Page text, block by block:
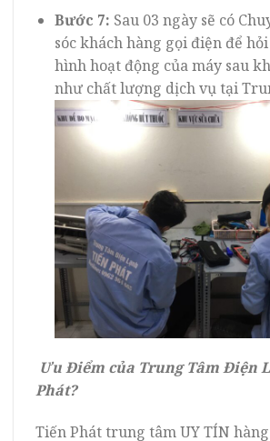
Bước 7: Sau 03 ngày sẽ có
sóc khách hàng gọi điện để
hình hoạt động của máy sau
như chất lượng dịch vụ tại
Ưu Điểm của Trung Tâm Điện
Phát?
Tiến Phát trung tâm UY TÍN